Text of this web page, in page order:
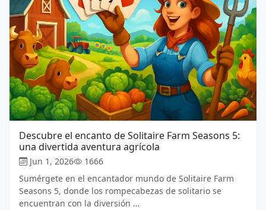
Descubre el encanto de Solitaire Farm Seasons 5:
una divertida aventura agrícola
Jun 1, 2026
1666
Sumérgete en el encantador mundo de Solitaire Farm
Seasons 5, donde los rompecabezas de solitario se
encuentran con la diversión …